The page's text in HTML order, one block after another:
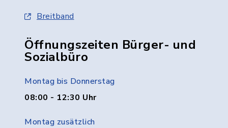
Breitband
Öffnungszeiten Bürger- und
Sozialbüro
Montag bis Donnerstag
08:00 - 12:30 Uhr
Montag zusätzlich